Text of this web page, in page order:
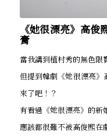
《她很漂亮》高
膏
當我講到植村秀的無色限
但提到韓劇《她很漂亮
來了吧！？
有看過《她很漂亮》的新
應該都很難不被高俊熙在